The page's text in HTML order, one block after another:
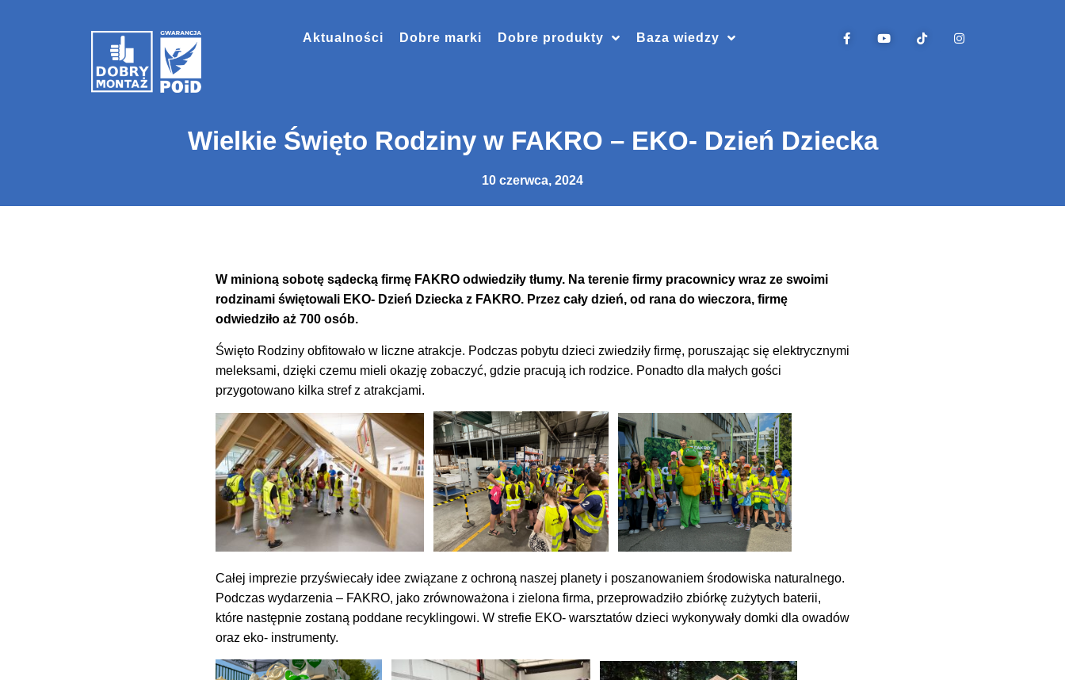
Aktualności Dobre marki Dobre produkty Baza wiedzy
Wielkie Święto Rodziny w FAKRO – EKO- Dzień Dziecka
10 czerwca, 2024
W minioną sobotę sądecką firmę FAKRO odwiedziły tłumy. Na terenie firmy pracownicy wraz ze swoimi
rodzinami świętowali EKO- Dzień Dziecka z FAKRO. Przez cały dzień, od rana do wieczora, firmę
odwiedziło aż 700 osób.
Święto Rodziny obfitowało w liczne atrakcje. Podczas pobytu dzieci zwiedziły firmę, poruszając się elektrycznymi
meleksami, dzięki czemu mieli okazję zobaczyć, gdzie pracują ich rodzice. Ponadto dla małych gości
przygotowano kilka stref z atrakcjami.
Całej imprezie przyświecały idee związane z ochroną naszej planety i poszanowaniem środowiska naturalnego.
Podczas wydarzenia – FAKRO, jako zrównoważona i zielona firma, przeprowadziło zbiórkę zużytych baterii,
które następnie zostaną poddane recyklingowi. W strefie EKO- warsztatów dzieci wykonywały domki dla owadów
oraz eko- instrumenty.